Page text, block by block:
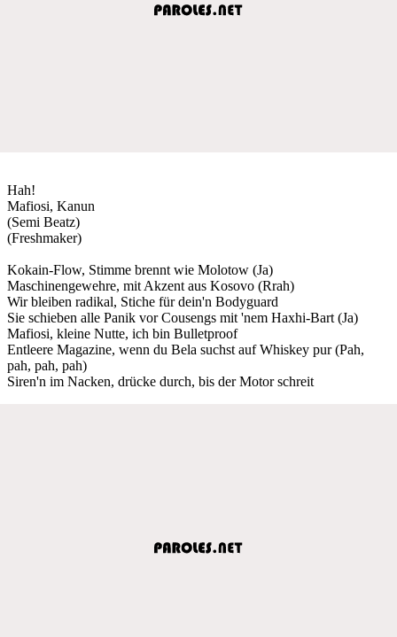
Hah!
Mafiosi, Kanun
(Semi Beatz)
(Freshmaker)
Kokain-Flow, Stimme brennt wie Molotow (Ja)
Maschinengewehre, mit Akzent aus Kosovo (Rrah)
Wir bleiben radikal, Stiche für dein'n Bodyguard
Sie schieben alle Panik vor Cousengs mit 'nem Haxhi-Bart (Ja)
Mafiosi, kleine Nutte, ich bin Bulletproof
Entleere Magazine, wenn du Bela suchst auf Whiskey pur (Pah,
pah, pah, pah)
Siren'n im Nacken, drücke durch, bis der Motor schreit